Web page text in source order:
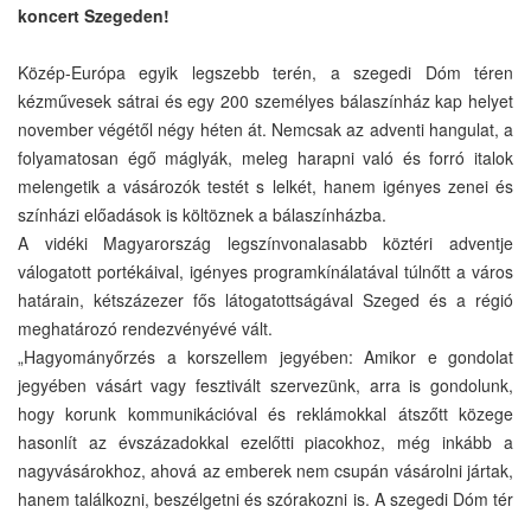
koncert Szegeden!
Közép-Európa egyik legszebb terén, a szegedi Dóm téren
kézművesek sátrai és egy 200 személyes bálaszínház kap helyet
november végétől négy héten át. Nemcsak az adventi hangulat, a
folyamatosan égő máglyák, meleg harapni való és forró italok
melengetik a vásározók testét s lelkét, hanem igényes zenei és
színházi előadások is költöznek a bálaszínházba.
A vidéki Magyarország legszínvonalasabb köztéri adventje
válogatott portékáival, igényes programkínálatával túlnőtt a város
határain, kétszázezer fős látogatottságával Szeged és a régió
meghatározó rendezvényévé vált.
„Hagyományőrzés a korszellem jegyében: Amikor e gondolat
jegyében vásárt vagy fesztivált szervezünk, arra is gondolunk,
hogy korunk kommunikációval és reklámokkal átszőtt közege
hasonlít az évszázadokkal ezelőtti piacokhoz, még inkább a
nagyvásárokhoz, ahová az emberek nem csupán vásárolni jártak,
hanem találkozni, beszélgetni és szórakozni is. A szegedi Dóm tér